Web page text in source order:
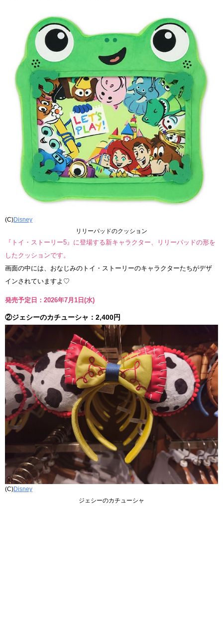
(C)Disney
リリーパッドのクッション
『トイ・ストーリー5』に登場する新キャラクター、リリーパッドの形を
したクッションです。
画面の中には、おなじみのトイ・ストーリーのキャラクターたちがデザ
インされていますよ♡
発売予定日：2026年7月1日(水)
②ジェシーのカチューシャ：2,400円
(C)Disney
ジェシーのカチューシャ